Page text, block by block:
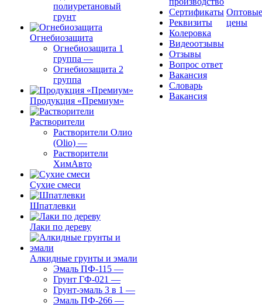
полиуретановый
грунт
Огнебиозащита
Огнебиозащита 1
группа —
Огнебиозащита 2
группа
Продукция «Премиум»
Растворители
Растворители Олио
(Olio) —
Растворители
ХимАвто
Сухие смеси
Шпатлевки
Лаки по дереву
Алкидные грунты и эмали
Эмаль ПФ-115 —
Грунт ГФ-021 —
Грунт-эмаль 3 в 1 —
Эмаль ПФ-266 —
Сертификаты
Реквизиты
Колеровка
Видеоотзывы
Отзывы
Вопрос ответ
Вакансия
Словарь
Вакансия
Оптовые
цены